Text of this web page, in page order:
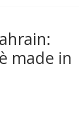
made in